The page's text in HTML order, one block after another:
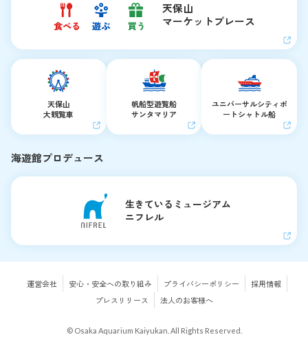
天保山
マーケットプレース
天保山
大観覧車
帆船型遊覧船
サンタマリア
ユニバーサルシティ ポ
ートシャトル船
海遊館プロデュース
生きているミュージアム
ニフレル
運営会社 安心・安全への取り組み プライバシーポリシー
採用情報
プレスリリース
法人のお客様へ
© Osaka Aquarium Kaiyukan. All Rights Reserved.